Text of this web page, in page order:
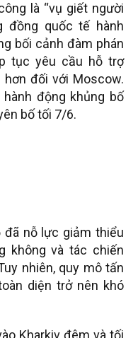
là “vụ giết người
đồng quốc tế hành
bối cảnh đàm phán
tục yêu cầu hỗ trợ
đối với Moscow.
động khủng bố
bố tối 7/6.
đã nỗ lực giảm thiểu
không và tác chiến
nhiên, quy mô tấn
diện trở nên khó